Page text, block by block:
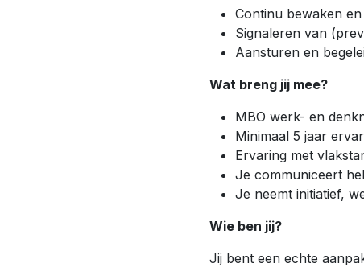
Continu bewaken
Signaleren van
Aansturen en
Wat breng jij mee?
MBO werk- en
Minimaal 5 jaar
Ervaring met
Je communiceert
Je neemt initiatief,
Wie ben jij?
Jij bent een echte